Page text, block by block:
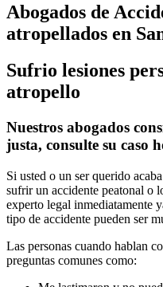
Abogados de
atropellados en
Sufrio lesiones
atropello
Nuestros abogados
justa, consulte su caso
Si usted o un ser querido
sufrir un accidente peatonal o
experto legal inmediatamente
tipo de accidente pueden ser
Las personas cuando hablan
preguntas comunes como: